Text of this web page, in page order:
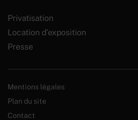
Privatisation
Location d’exposition
Presse
Mentions légales
Plan du site
Contact